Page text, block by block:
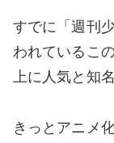
すでに「週刊
われているこ
上に人気と知
きっとアニメ